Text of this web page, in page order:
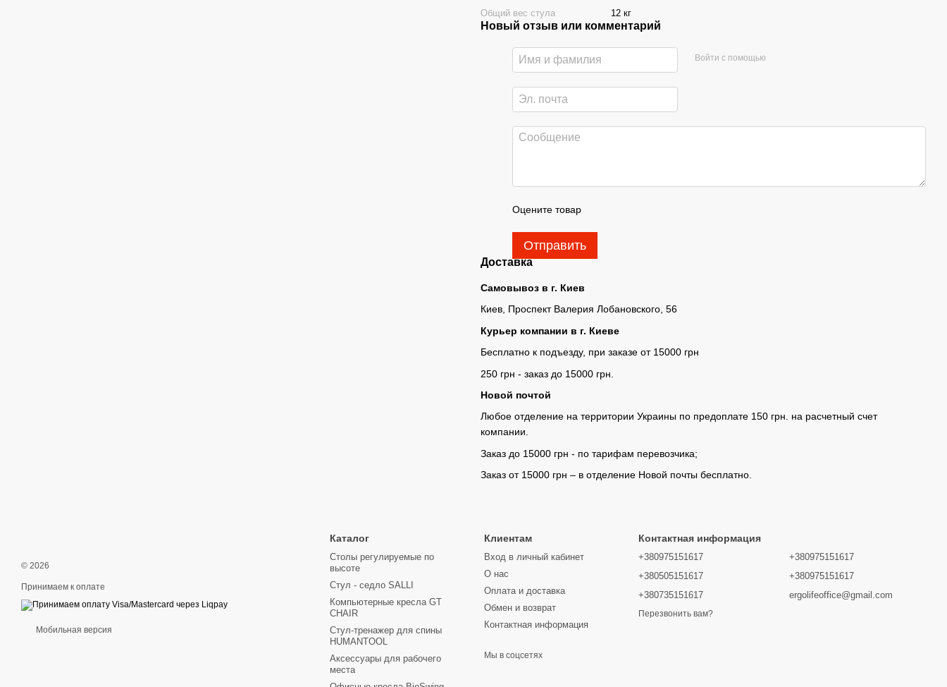
Общий вес стула
12 кг
Новый отзыв или комментарий
Войти с помощью
Оцените товар
Отправить
Доставка
Самовывоз в г. Киев
Киев, Проспект Валерия Лобановского, 56
Курьер компании в г. Киеве
Бесплатно к подъезду, при заказе от 15000 грн
250 грн - заказ до 15000 грн.
Новой почтой
Любое отделение на территории Украины по предоплате 150 грн. на расчетный счет
компании.
Заказ до 15000 грн - по тарифам перевозчика;
Заказ от 15000 грн – в отделение Новой почты бесплатно.
© 2026
Принимаем к оплате
Мобильная версия
Каталог
Столы регулируемые по
высоте
Стул - седло SALLI
Компьютерные кресла GT
CHAIR
Стул-тренажер для спины
HUMANTOOL
Аксессуары для рабочего
места
Клиентам
Вход в личный кабинет
О нас
Оплата и доставка
Обмен и возврат
Контактная информация
Мы в соцсетях
Контактная информация
+380975151617
+380505151617
+380735151617
Перезвонить вам?
+380975151617
+380975151617
ergolifeoffice@gmail.com